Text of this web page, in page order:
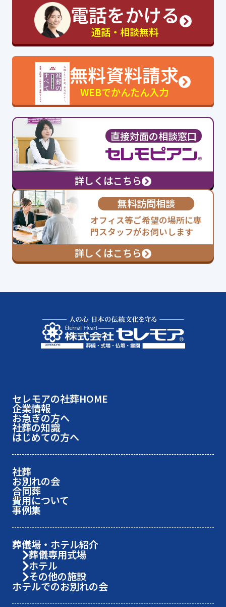
通話・相談無料
電話をかける
WEBでかんたん入力
無料資料請求
直接対面の相談窓口
詳しくはこちら
無料訪問相談
オフィス等ご希望の場所に専
門スタッフがお伺いします
詳しくはこちら
セレモアの社葬HOME
企業情報
お急ぎの方へ
社葬の知識
はじめての方へ
社葬
お別れの会
合同葬
費用について
事例集
葬儀場・ホテル紹介
葬儀専用式場
ホテル
その他の施設
ホテルでのお別れの会